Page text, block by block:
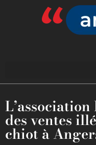
des ventes
chiot à